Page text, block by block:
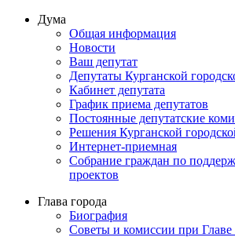
Дума
Общая информация
Новости
Ваш депутат
Депутаты Курганской
Кабинет депутата
График приема депутатов
Постоянные депутатские
Решения Курганской
Интернет-приемная
Собрание граждан по
проектов
Глава города
Биография
Советы и комиссии при Главе